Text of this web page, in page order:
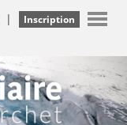
| Inscription